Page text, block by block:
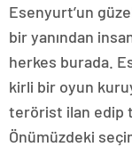
Esenyurt’un
bir yanından
herkes burada.
kirli bir oyun
terörist ilan edip
Önümüzdeki